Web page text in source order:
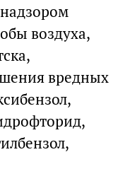
воздуха,
вредных